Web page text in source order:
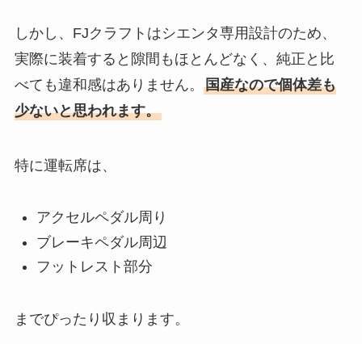
しかし、FJクラフトはシエンタ専用設計のため、
実際に装着すると隙間もほとんどなく、純正と比
べても違和感はありません。 国産なので個体差も
少ないと思われます。
特に運転席は、
アクセルペダル周り
ブレーキペダル周辺
フットレスト部分
までぴったり収まります。